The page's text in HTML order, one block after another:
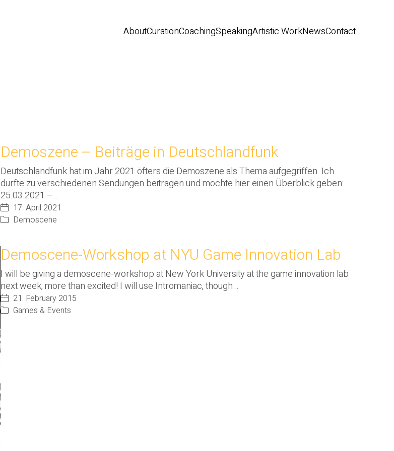
AboutCurationCoachingSpeakingArtistic WorkNewsContact
Demoszene – Beiträge in Deutschlandfunk
Deutschlandfunk hat im Jahr 2021 öfters die Demoszene als Thema aufgegriffen. Ich
durfte zu verschiedenen Sendungen beitragen und möchte hier einen Überblick geben:
25.03.2021 –…
17. April 2021
Demoscene
Demoscene-Workshop at NYU Game Innovation Lab
I will be giving a demoscene-workshop at New York University at the game innovation lab
next week, more than excited! I will use Intromaniac, though…
21. February 2015
Games & Events